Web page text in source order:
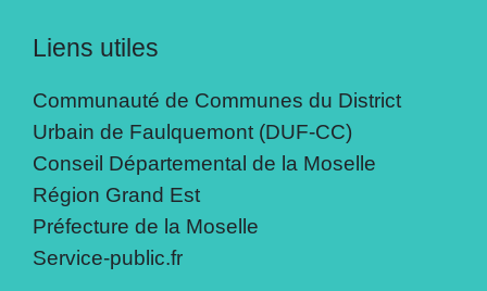
Liens utiles
Communauté de Communes du District
Urbain de Faulquemont (DUF-CC)
Conseil Départemental de la Moselle
Région Grand Est
Préfecture de la Moselle
Service-public.fr